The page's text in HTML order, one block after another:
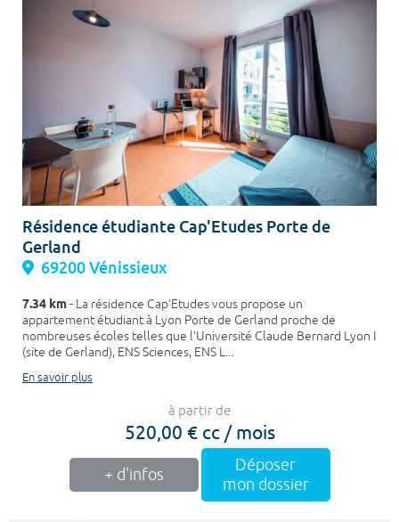
Résidence étudiante Cap'Etudes Porte de
Gerland
69200 Vénissieux
7.34 km- La résidence Cap’Etudes vous propose un
appartement étudiant à Lyon Porte de Gerland proche de
nombreuses écoles telles que l’Université Claude Bernard Lyon I
(site de Gerland), ENS Sciences, ENS L...
En savoir plus
à partir de
520,00 € cc / mois
+ d'infos
Déposer
mon dossier